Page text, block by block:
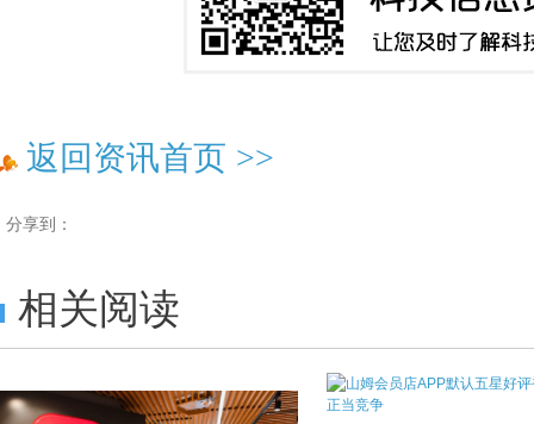
返回资讯首页 >>
分享到：
相关阅读